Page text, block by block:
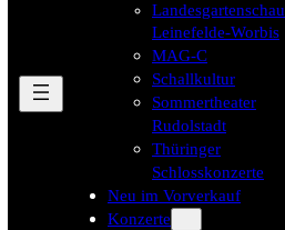
Landesgartenschau
Leinefelde-Worbis
MAG-C
Schallkultur
Sommertheater
Rudolstadt
Thüringer
Schlosskonzerte
Neu im Vorverkauf
Konzerte